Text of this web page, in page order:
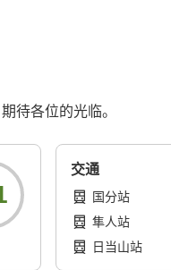
待各位的光临。
交通
国分站
隼人站
日当山站